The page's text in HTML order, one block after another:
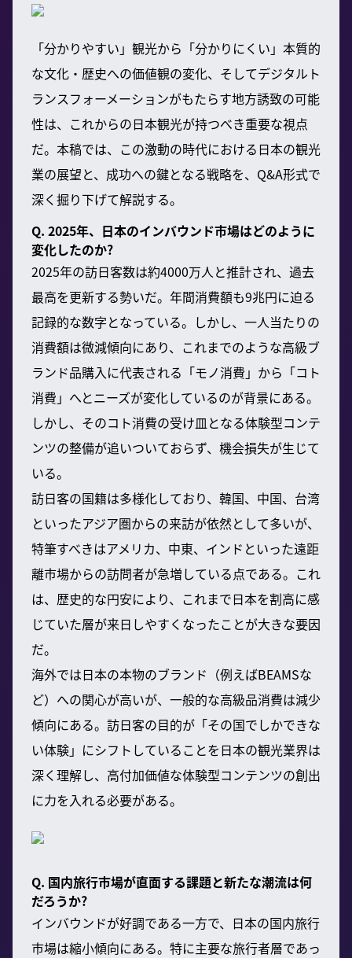
「分かりやすい」観光から「分かりにくい」本質的
な文化・歴史への価値観の変化、そしてデジタルト
ランスフォーメーションがもたらす地方誘致の可能
性は、これからの日本観光が持つべき重要な視点
だ。本稿では、この激動の時代における日本の観光
業の展望と、成功への鍵となる戦略を、Q&A形式で
深く掘り下げて解説する。
Q. 2025年、日本のインバウンド市場はどのように
変化したのか?
2025年の訪日客数は約4000万人と推計され、過去
最高を更新する勢いだ。年間消費額も9兆円に迫る
記録的な数字となっている。しかし、一人当たりの
消費額は微減傾向にあり、これまでのような高級ブ
ランド品購入に代表される「モノ消費」から「コト
消費」へとニーズが変化しているのが背景にある。
しかし、そのコト消費の受け皿となる体験型コンテ
ンツの整備が追いついておらず、機会損失が生じて
いる。
訪日客の国籍は多様化しており、韓国、中国、台湾
といったアジア圏からの来訪が依然として多いが、
特筆すべきはアメリカ、中東、インドといった遠距
離市場からの訪問者が急増している点である。これ
は、歴史的な円安により、これまで日本を割高に感
じていた層が来日しやすくなったことが大きな要因
だ。
海外では日本の本物のブランド（例えばBEAMSな
ど）への関心が高いが、一般的な高級品消費は減少
傾向にある。訪日客の目的が「その国でしかできな
い体験」にシフトしていることを日本の観光業界は
深く理解し、高付加価値な体験型コンテンツの創出
に力を入れる必要がある。
Q. 国内旅行市場が直面する課題と新たな潮流は何
だろうか?
インバウンドが好調である一方で、日本の国内旅行
市場は縮小傾向にある。特に主要な旅行者層であっ